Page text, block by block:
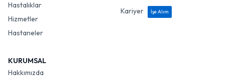
Hastalıklar
Hizmetler
Hastaneler
Kariyer
İşe Alım
KURUMSAL
Hakkımızda